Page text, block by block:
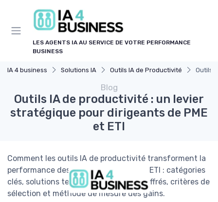
LES AGENTS IA AU SERVICE DE VOTRE PERFORMANCE
BUSINESS
IA 4 business Solutions IA Outils IA de Productivité Outils
Blog
Outils IA de productivité : un levier
stratégique pour dirigeants de PME
et ETI
Comment les outils IA de productivité transforment la
performance des dirigeants de PME et ETI : catégories
clés, solutions testées, cas d’usage chiffrés, critères de
sélection et méthode de mesure des gains.